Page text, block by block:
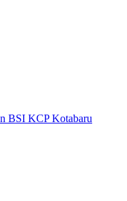
BSI KCP Kotabaru